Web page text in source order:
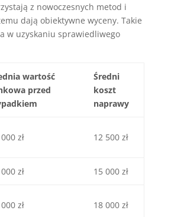
z nowoczesnych metod i
dają obiektywne wyceny. Takie
w uzyskaniu sprawiedliwego
wartość
przed
Średni
koszt
naprawy
zł 12 500 zł
zł 15 000 zł
zł 18 000 zł